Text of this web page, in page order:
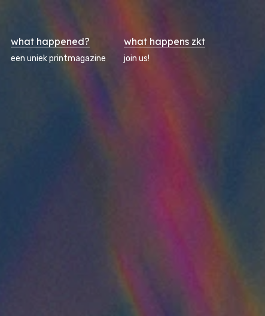
what happened?
een uniek printmagazine
what happens zkt
join us!